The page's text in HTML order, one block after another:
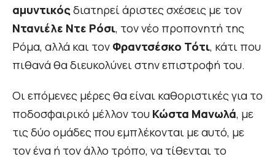
αμυντικός διατηρεί άριστες σχέσεις με τον
Ντανιέλε Ντε Ρόσι, τον νέο προπονητή της
Ρόμα, αλλά και τον Φραντσέσκο Τότι, κάτι που
πιθανά θα διευκολύνει στην επιστροφή του.
Οι επόμενες μέρες θα είναι καθοριστικές για το
ποδοσφαιρικό μέλλον του Κώστα Μανωλά, με
τις δύο ομάδες που εμπλέκονται με αυτό, με
τον ένα ή τον άλλο τρόπο, να τίθενται το